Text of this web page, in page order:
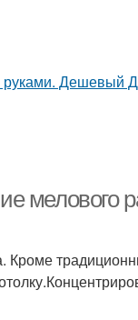
мелового
Кроме